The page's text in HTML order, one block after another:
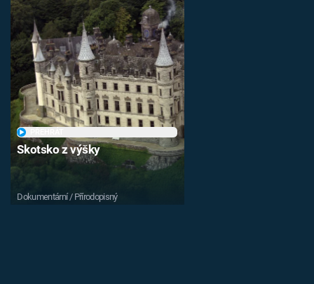
Skotsko z výšky
Dokumentární / Přírodopisný